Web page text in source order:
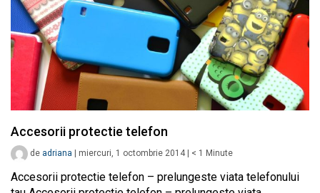
Accesorii protectie telefon
de adriana miercuri, 1 octombrie 2014 < 1 Minute
Accesorii protectie telefon – prelungeste viata telefonului